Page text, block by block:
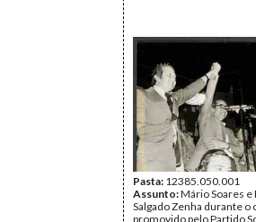
Pasta: 12385.050.001
Assunto:Mário Soares e
Salgado Zenha durante o
promovido pelo Partido